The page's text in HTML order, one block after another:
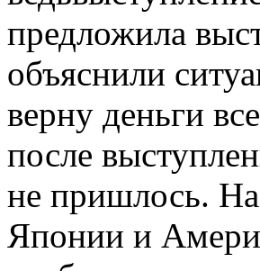
предложила
объяснили
верну деньги
после
не пришлось.
Японии и